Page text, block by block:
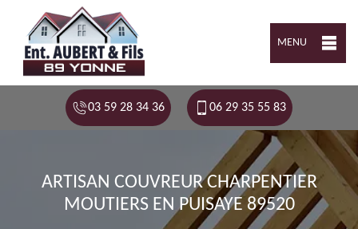
MENU
03 59 28 34 36 06 29 35 55 83
ARTISAN COUVREUR CHARPENTIER
MOUTIERS EN PUISAYE 89520